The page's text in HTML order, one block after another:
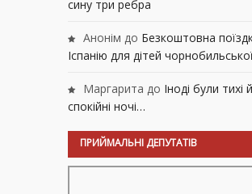
сину три ребра
Анонім до Безкоштовна
Іспанію для дітей
Маргарита до Іноді були тихі й
спокійні ночі…
ПРИЙМАЛЬНІ ДЕПУТАТІВ